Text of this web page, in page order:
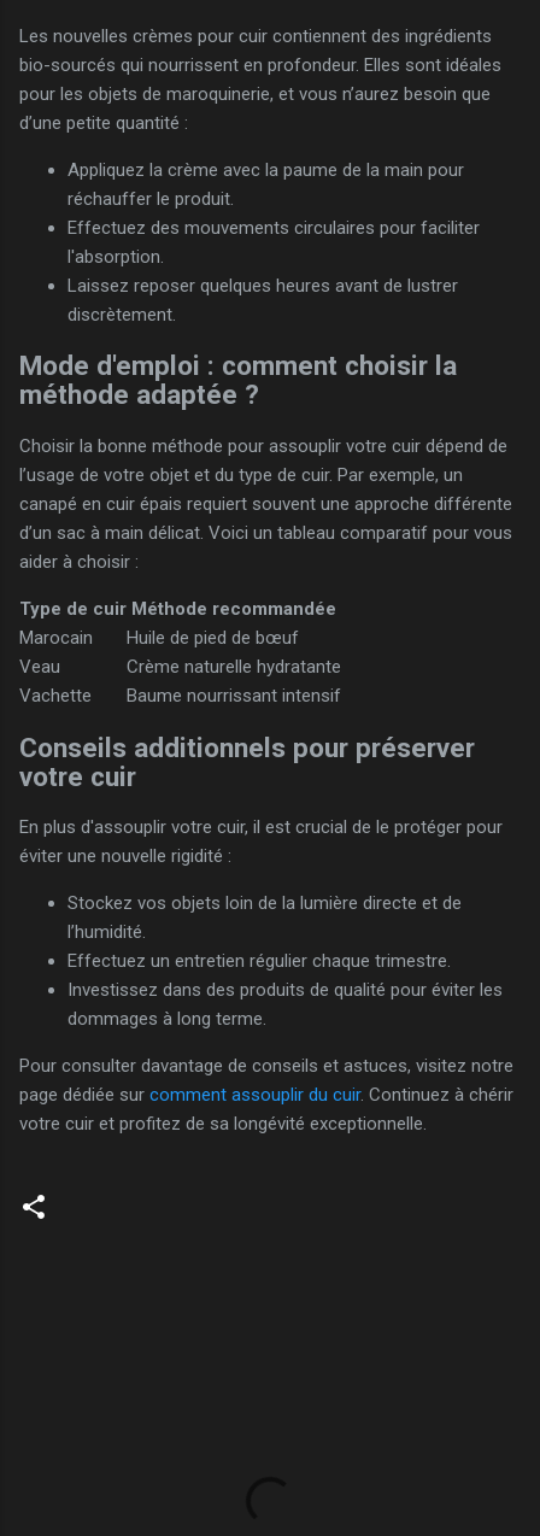
Les nouvelles crèmes pour cuir contiennent des ingrédients
bio-sourcés qui nourrissent en profondeur. Elles sont idéales
pour les objets de maroquinerie, et vous n’aurez besoin que
d’une petite quantité :
Appliquez la crème avec la paume de la main pour
réchauffer le produit.
Effectuez des mouvements circulaires pour faciliter
l'absorption.
Laissez reposer quelques heures avant de lustrer
discrètement.
Mode d'emploi : comment choisir la
méthode adaptée ?
Choisir la bonne méthode pour assouplir votre cuir dépend de
l’usage de votre objet et du type de cuir. Par exemple, un
canapé en cuir épais requiert souvent une approche différente
d’un sac à main délicat. Voici un tableau comparatif pour vous
aider à choisir :
Type de cuir Méthode recommandée
Marocain
Huile de pied de bœuf
Veau
Crème naturelle hydratante
Vachette
Baume nourrissant intensif
Conseils additionnels pour préserver
votre cuir
En plus d'assouplir votre cuir, il est crucial de le protéger pour
éviter une nouvelle rigidité :
Stockez vos objets loin de la lumière directe et de
l’humidité.
Effectuez un entretien régulier chaque trimestre.
Investissez dans des produits de qualité pour éviter les
dommages à long terme.
Pour consulter davantage de conseils et astuces, visitez notre
page dédiée sur comment assouplir du cuir. Continuez à chérir
votre cuir et profitez de sa longévité exceptionnelle.